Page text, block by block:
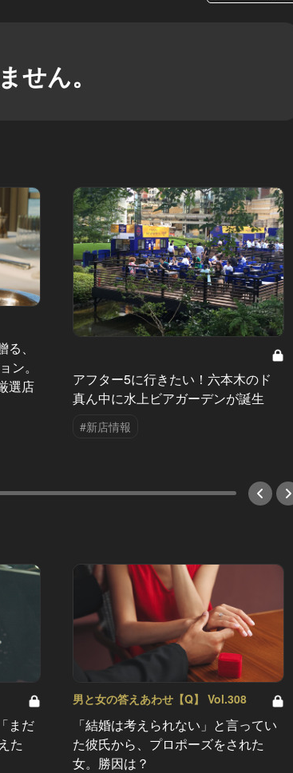
せん。
、
ン。
選店
アフター5に行きたい！六本木のド
真ん中に水上ビアガーデンが誕生
#新店情報
まだ
た
男と女の答えあわせ【Q】 Vol.308
「結婚は考えられない」と言ってい
た彼氏から、プロポーズをされた
女。勝因は？